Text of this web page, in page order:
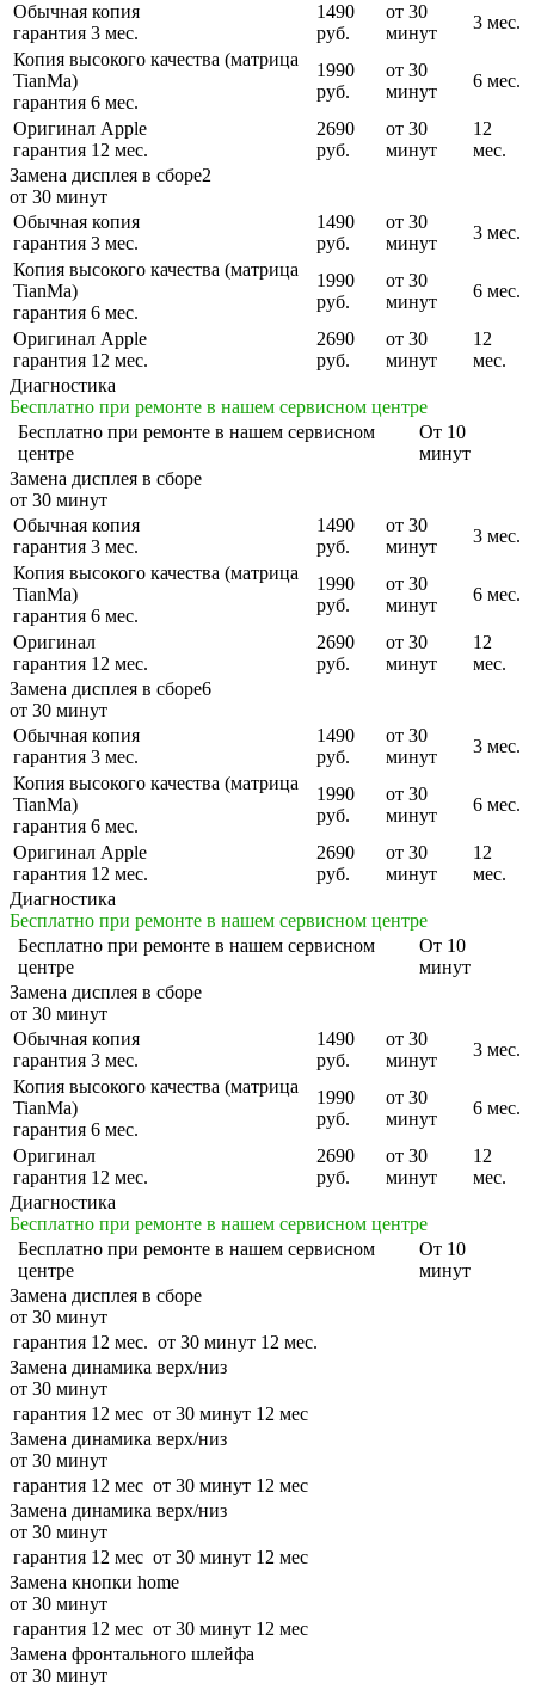
Обычная копия
гарантия 3 мес.
1490
руб.
от 30
минут
3 мес.
Копия высокого качества (матрица
TianMa)
гарантия 6 мес.
1990
руб.
от 30
минут
6 мес.
Оригинал Apple
гарантия 12 мес.
2690
руб.
от 30
минут
12
мес.
Замена дисплея в сборе2
от 30 минут
Обычная копия
гарантия 3 мес.
1490
руб.
от 30
минут
3 мес.
Копия высокого качества (матрица
TianMa)
гарантия 6 мес.
1990
руб.
от 30
минут
6 мес.
Оригинал Apple
гарантия 12 мес.
2690
руб.
от 30
минут
12
мес.
Диагностика
Бесплатно при ремонте в нашем сервисном центре
Бесплатно при ремонте в нашем сервисном
центре
От 10
минут
Замена дисплея в сборе
от 30 минут
Обычная копия
гарантия 3 мес.
1490
руб.
от 30
минут
3 мес.
Копия высокого качества (матрица
TianMa)
гарантия 6 мес.
1990
руб.
от 30
минут
6 мес.
Оригинал
гарантия 12 мес.
2690
руб.
от 30
минут
12
мес.
Замена дисплея в сборе6
от 30 минут
Обычная копия
гарантия 3 мес.
1490
руб.
от 30
минут
3 мес.
Копия высокого качества (матрица
TianMa)
гарантия 6 мес.
1990
руб.
от 30
минут
6 мес.
Оригинал Apple
гарантия 12 мес.
2690
руб.
от 30
минут
12
мес.
Диагностика
Бесплатно при ремонте в нашем сервисном центре
Бесплатно при ремонте в нашем сервисном
центре
От 10
минут
Замена дисплея в сборе
от 30 минут
Обычная копия
гарантия 3 мес.
1490
руб.
от 30
минут
3 мес.
Копия высокого качества (матрица
TianMa)
гарантия 6 мес.
1990
руб.
от 30
минут
6 мес.
Оригинал
гарантия 12 мес.
2690
руб.
от 30
минут
12
мес.
Диагностика
Бесплатно при ремонте в нашем сервисном центре
Бесплатно при ремонте в нашем сервисном
центре
От 10
минут
Замена дисплея в сборе
от 30 минут
гарантия 12 мес. от 30 минут 12 мес.
Замена динамика верх/низ
от 30 минут
гарантия 12 мес от 30 минут 12 мес
Замена динамика верх/низ
от 30 минут
гарантия 12 мес от 30 минут 12 мес
Замена динамика верх/низ
от 30 минут
гарантия 12 мес от 30 минут 12 мес
Замена кнопки home
от 30 минут
гарантия 12 мес от 30 минут 12 мес
Замена фронтального шлейфа
от 30 минут